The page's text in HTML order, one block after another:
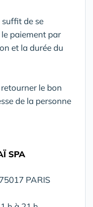
de se
paiement par
et la durée du
le bon
de la personne
SPA
PARIS